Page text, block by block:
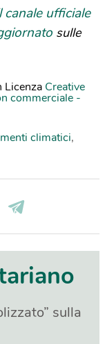
canale ufficiale
sulle
Licenza Creative
commerciale -
climatici,
sulla